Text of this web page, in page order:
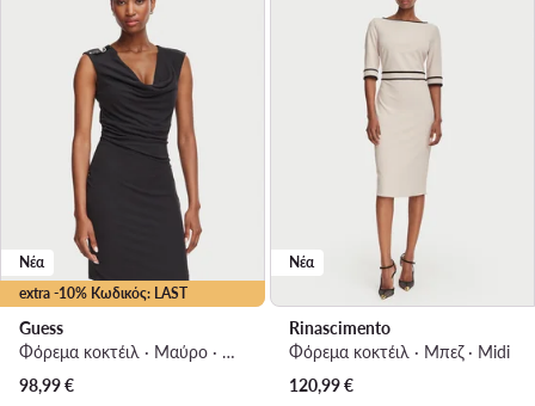
extra -10% Κωδικός: LAST
Νέα
Guess
Φόρεμα κοκτέιλ · Μαύρο · Mini
98,99€
Νέα
Rinascimento
Φόρεμα κοκτέιλ · Μπεζ · Midi
120,99€